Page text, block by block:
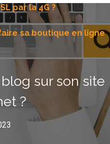
par la 4G ?
sa boutique en ligne
sur son site
?